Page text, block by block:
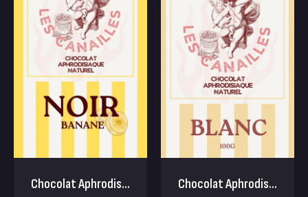
Chocolat Aphrodis... Chocolat Aphrodis...